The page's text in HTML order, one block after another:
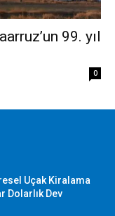
99. yıl
0
Uçak Kiralama
Dolarlık Dev